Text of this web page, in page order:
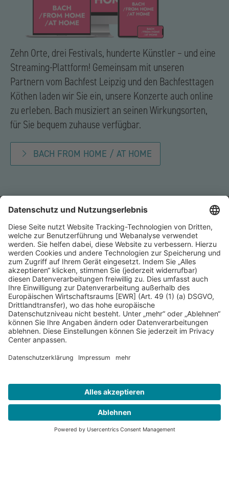
Zehn Orte, drei Festivals, hunderte Künstler – und eine
Streaming-Plattform! Gemeinsam mit unseren
Partnern vom Bachfest Leipzig und den Bachfesttagen
Köthen laden wir Sie ein, unsere Konzerte auch online
zu erleben. Bach musiziert an seinen Wirkungsorten,
für Sie bequem zuhause verfügbar.
BACH FROM HOME / AT HOME
Kontakt
Presse
Förderer
Häufige Fragen
Impressum